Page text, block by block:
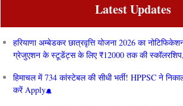
Latest Updates
हरियाणा अम्बेडकर छात्रवृत्ति योजना 2026 का
ग्रेजुएशन के स्टूडेंट्स के लिए ₹12000 तक की
हिमाचल में 734 कांस्टेबल की सीधी भर्ती! HPPSC ने
करें Apply